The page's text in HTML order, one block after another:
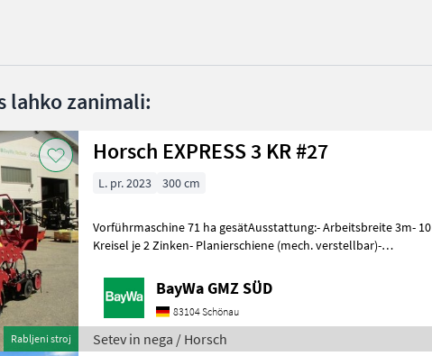
lahko zanimali:
Rabljeni stroj
Horsch EXPRESS 3 KR #27
L. pr. 2023 300 cm
Vorführmaschine 71 ha gesätAusstattung:- Arbeitsbreite 3m- 10
Kreisel je 2 Zinken- Planierschiene (mech. verstellbar)-
BayWa GMZ SÜD
83104 Schönau
Setev in nega / Horsch